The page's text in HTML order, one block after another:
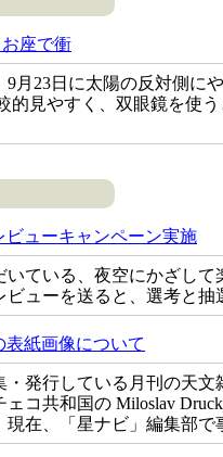
座で衝
月23日に太陽の反対側に
的見やすく、双眼鏡を使
ューキャンペーン実施
ている、夜空にかざして
ューを送ると、選考と抽
表紙画像について
発行している月刊の天文
コ共和国の Miloslav
在、「星ナビ」編集部で